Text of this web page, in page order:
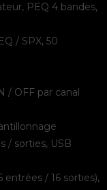
PEQ 4 bandes,
/ SPX, 50
/ OFF par canal
/ sorties, USB
entrées / 16 sorties),